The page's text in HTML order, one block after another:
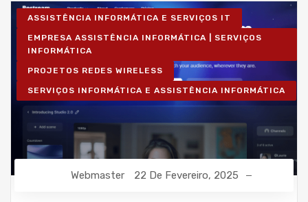
ASSISTÊNCIA INFORMÁTICA E SERVIÇOS IT
EMPRESA ASSISTÊNCIA INFORMÁTICA | SERVIÇOS
INFORMÁTICA
PROJETOS REDES WIRELESS
SERVIÇOS INFORMÁTICA E ASSISTÊNCIA INFORMÁTICA
Webmaster 22 De Fevereiro, 2025